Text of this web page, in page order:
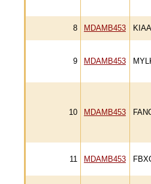
8 MDAMB453
9 MDAMB453
10 MDAMB453
11 MDAMB453